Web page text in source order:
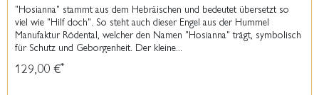
"Hosianna" stammt aus dem Hebräischen und bedeutet übersetzt so
viel wie "Hilf doch". So steht auch dieser Engel aus der Hummel
Manufaktur Rödental, welcher den Namen "Hosianna" trägt, symbolisch
für Schutz und Geborgenheit. Der kleine...
129,00 €*